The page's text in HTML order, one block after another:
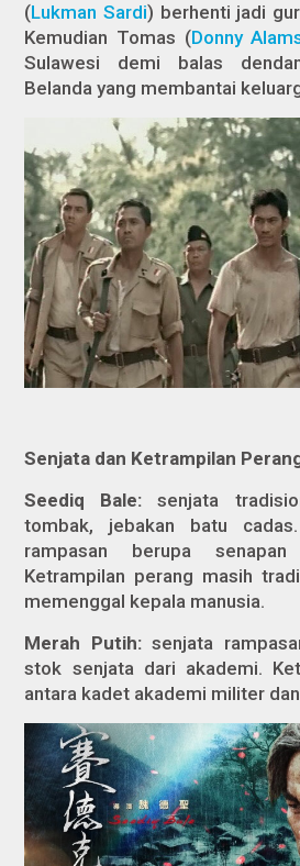
(Lukman Sardi) berhenti jadi
Kemudian Tomas (Donny
Sulawesi demi balas
Belanda yang membantai
Senjata dan Ketrampilan
Seediq Bale: senjata
tombak, jebakan batu
rampasan berupa
Ketrampilan perang masih
memenggal kepala manusia.
Merah Putih:senjata
stok senjata dari akademi.
antara kadet akademi militer